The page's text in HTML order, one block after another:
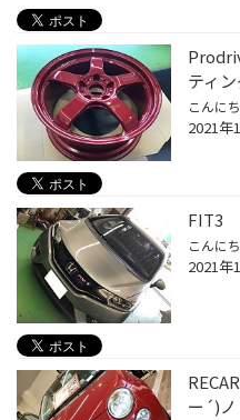
ティン
2021年
FIT3
2021年
ー´)ノ